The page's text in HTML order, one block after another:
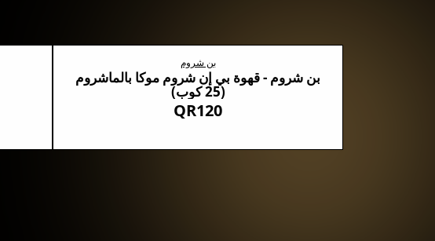
بن شروم
بن شروم - قهوة بي إن شروم موكا بالماشروم
(25 كوب)
QR120